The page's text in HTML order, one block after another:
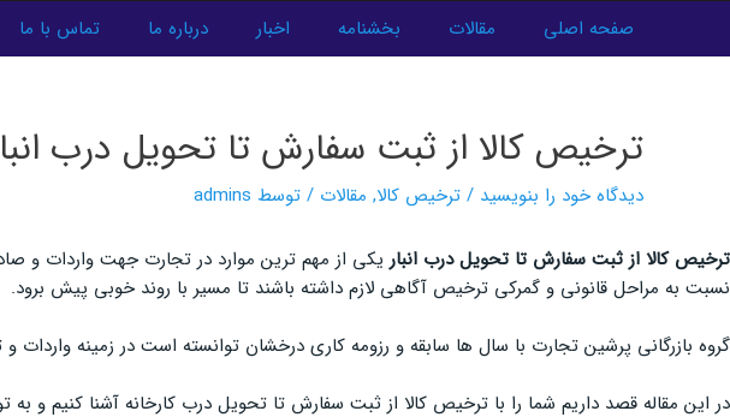
صفحه اصلی مقالات بخشنامه اخبار درباره ما تماس با ما
ترخیص کالا از ثبت سفارش تا تحویل درب
دیدگاه‌ خود را بنویسید / ترخیص کالا, مقالات / توسط admins
ترخیص کالا از ثبت سفارش تا تحویل درب انباریکی از مهم ترین موارد در تجارت جهت واردات و
نسبت به مراحل قانونی و گمرکی ترخیص آگاهی لازم داشته باشند تا مسیر با روند خوبی پیش برود.
گروه بازرگانی پرشین تجارت با سال ها سابقه و رزومه کاری درخشان توانسته است در زمینه
در این مقاله قصد داریم شما را با ترخیص کالا از ثبت سفارش تا تحویل درب کارخانه آشنا کنیم و